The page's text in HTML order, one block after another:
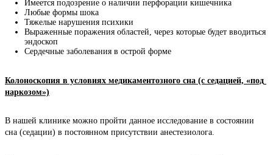
Имеется подозрение о наличии перфорации кишечника
Любые формы шока
Тяжелые нарушения психики
Выраженные поражения областей, через которые будет вводиться
эндоскоп
Сердечные заболевания в острой форме
Колоноскопия в условиях медикаментозного сна (с седацией, «под
наркозом»)
В нашей клинике можно пройти данное исследование в состоянии
сна (седации) в постоянном присутствии анестезиолога.